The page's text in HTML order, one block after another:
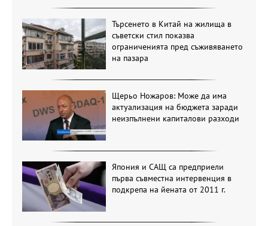
Търсенето в Китай на жилища в
съветски стил показва
ограниченията пред съживяването
на пазара
Щерьо Ножаров: Може да има
актуализация на бюджета заради
неизпълнени капиталови разходи
Япония и САЩ са предприели
първа съвместна интервенция в
подкрепа на йената от 2011 г.